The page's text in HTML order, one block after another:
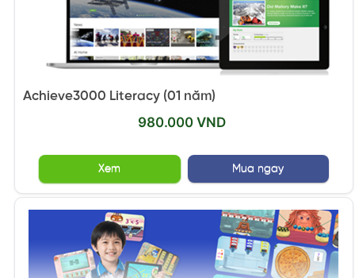
Achieve3000 Literacy (01 năm)
980.000 VND
Xem Mua ngay